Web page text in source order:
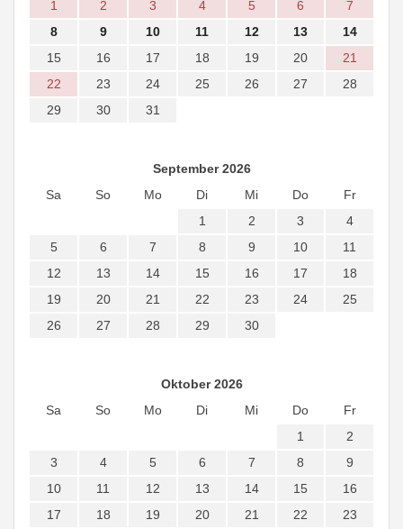
1
2 3 4 5 6
7
8
9 10 11 12 13
14
15
16 17 18 19 20
21
22
23 24 25 26 27
28
29
30 31
September 2026
Sa
So Mo Di Mi Do
Fr
1
2 3
4
5
6 7 8 9 10
11
12
13 14 15 16 17
18
19
20 21 22 23 24
25
26
27 28 29 30
Oktober 2026
Sa
So Mo Di Mi Do
Fr
1
2
3
4 5 6 7 8
9
10
11 12 13 14 15
16
17
18 19 20 21 22
23